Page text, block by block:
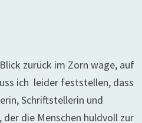
zurück im Zorn wage, auf
ich leider feststellen, dass
Schriftstellerin und
die Menschen huldvoll zur